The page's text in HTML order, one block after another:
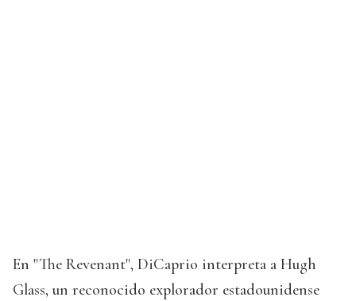
En "The Revenant", DiCaprio interpreta a Hugh
Glass, un reconocido explorador estadounidense